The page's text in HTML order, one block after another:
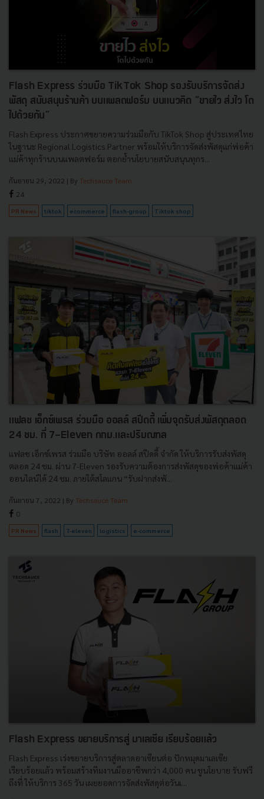
Flash Express ร่วมมือ TikTok Shop รองรับบริการจัดส่ง
พัสดุ สนับสนุนร้านค้า บนแพลตฟอร์ม บนแนวคิด “ขายไว ส่งไว โต
ไปด้วยกัน”
Flash Express ประกาศขยายความร่วมมือกับ TikTok Shop สู่ประเทศไทย
ในฐานะ Regional Logistics Partner พร้อมให้บริการจัดส่งพัสดุแก่พ่อค้า
แม่ค้าทุกร้านบนแพลตฟอร์ม ตอกย้ำนโยบายสนับสนุนทุกร...
กันยายน 29, 2022 | By Techsauce Team
24
PR News tiktok ecommerce flash-group Tiktok shop
แฟลช เอ็กซ์เพรส ร่วมมือ ออลล์ สปีดดี้ เพิ่มจุดรับส่งพัสดุตลอด
24 ชม. ที่ 7-Eleven กทม.และปริมณฑล
แฟลช เอ็กซ์เพรส ร่วมมือ บริษัท ออลล์ สปีดดี้ จำกัด ให้บริการรับส่งพัสดุ
ตลอด 24 ชม. ผ่าน 7-Eleven รองรับความต้องการส่งพัสดุของพ่อค้าแม่ค้า
ออนไลน์ได้ 24 ชม. ภายใต้สโลแกน “รับฝากส่งพั...
กันยายน 7, 2022 | By Techsauce Team
0
PR News flash 7-eleven logistics e-commerce
Flash Express ขยายบริการสู่ มาเลเซีย เรียบร้อยแล้ว
Flash Express เร่งขยายบริการสู่ตลาดอาเซียนต่อ ปักหมุดมาเลเซีย
เรียบร้อยแล้ว พร้อมสร้างทีมงานมืออาชีพกว่า 4,000 คน ชูนโยบาย รับฟรี
ถึงที่ ให้บริการ 365 วัน เผยยอดการจัดส่งพัสดุต่อวันเ...